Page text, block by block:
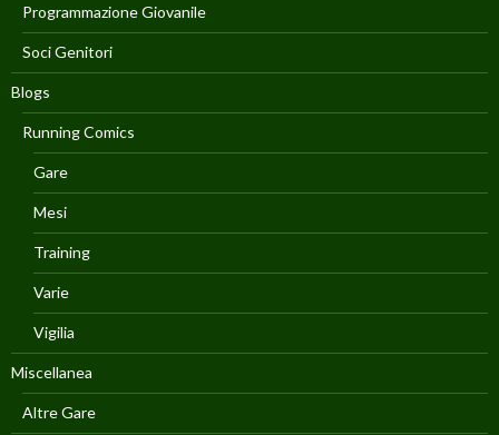
Programmazione Giovanile
Soci Genitori
Blogs
Running Comics
Gare
Mesi
Training
Varie
Vigilia
Miscellanea
Altre Gare